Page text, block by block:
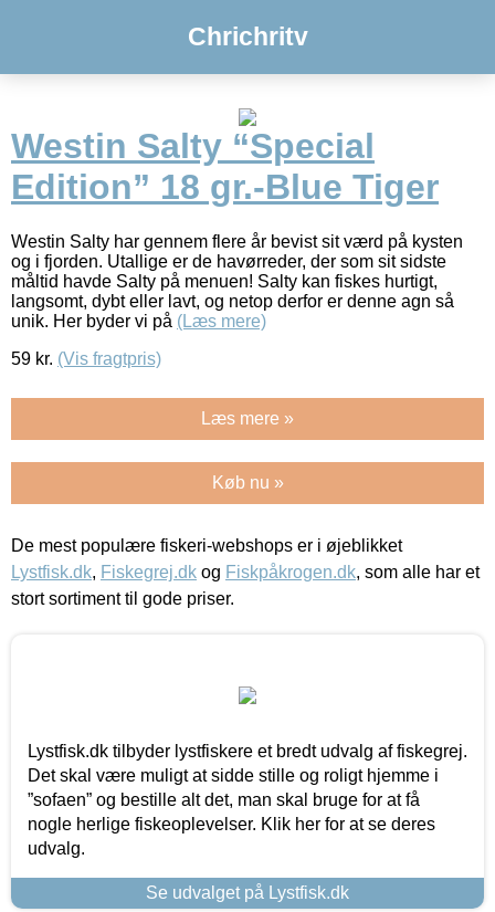
Chrichritv
Westin Salty “Special
Edition” 18 gr.-Blue Tiger
Westin Salty har gennem flere år bevist sit værd på kysten
og i fjorden. Utallige er de havørreder, der som sit sidste
måltid havde Salty på menuen! Salty kan fiskes hurtigt,
langsomt, dybt eller lavt, og netop derfor er denne agn så
unik. Her byder vi på (Læs mere)
59 kr. (Vis fragtpris)
Læs mere »
Køb nu »
De mest populære fiskeri-webshops er i øjeblikket
Lystfisk.dk, Fiskegrej.dk og Fiskpåkrogen.dk, som alle har et
stort sortiment til gode priser.
Lystfisk.dk tilbyder lystfiskere et bredt udvalg af fiskegrej.
Det skal være muligt at sidde stille og roligt hjemme i
”sofaen” og bestille alt det, man skal bruge for at få
nogle herlige fiskeoplevelser. Klik her for at se deres
udvalg.
Se udvalget på Lystfisk.dk